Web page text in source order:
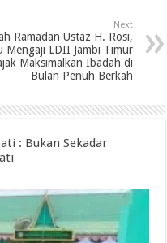
Next
Ramadan Ustaz H. Rosi,
Mengaji LDII Jambi Timur
Maksimalkan Ibadah di
Bulan Penuh Berkah
: Bukan Sekadar